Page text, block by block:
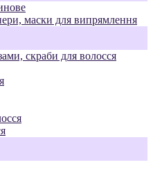
маски для випрямлення
скраби для волосся